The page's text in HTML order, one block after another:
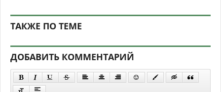
ТАКЖЕ ПО ТЕМЕ
ДОБАВИТЬ КОММЕНТАРИЙ